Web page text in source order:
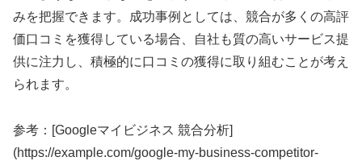
みを把握できます。成功事例としては、競合が多くの高評
価口コミを獲得している場合、自社も質の高いサービス提
供に注力し、積極的に口コミの獲得に取り組むことが考え
られます。
参考：[Googleマイビジネス 競合分析]
(https://example.com/google-my-business-competitor-